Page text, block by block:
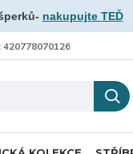
nakupujte TEĎ
420778070126